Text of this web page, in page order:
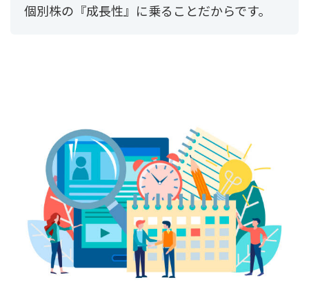
個別株の『成長性』に乗ることだからです。